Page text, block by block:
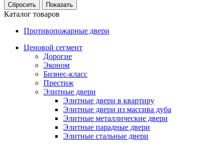
Каталог товаров
Противопожарные двери
Ценовой сегмент
Дорогие
Эконом
Бизнес-класс
Престиж
Элитные двери
Элитные двери в квартиру
Элитные двери из массива дуба
Элитные металлические двери
Элитные парадные двери
Элитные стальные двери